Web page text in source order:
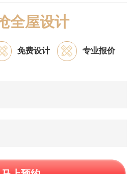
全屋设计
免费设计 专业报价